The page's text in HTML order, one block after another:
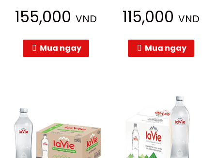
155,000 VND
Mua ngay
115,000VND
Mua ngay